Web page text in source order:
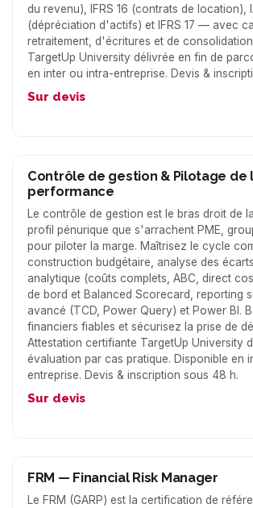
du revenu), IFRS 16 (contrats de location),
(dépréciation d'actifs) et IFRS 17 — avec
retraitement, d'écritures et de
TargetUp University délivrée en fin de
en inter ou intra-entreprise. Devis &
Sur devis
Contrôle de gestion & Pilotage de
performance
Le contrôle de gestion est le bras droit de
profil pénurique que s'arrachent PME,
pour piloter la marge. Maîtrisez le cycle
construction budgétaire, analyse des
analytique (coûts complets, ABC, direct
de bord et Balanced Scorecard, reporting
avancé (TCD, Power Query) et Power BI.
financiers fiables et sécurisez la prise de
Attestation certifiante TargetUp University
évaluation par cas pratique. Disponible en
entreprise. Devis & inscription sous 48 h.
Sur devis
FRM — Financial Risk Manager
Le FRM (GARP) est la certification de